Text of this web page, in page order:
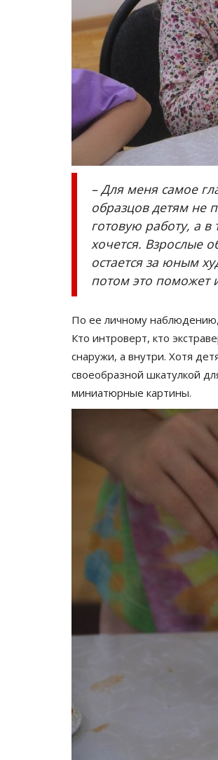
– Для меня самое
образцов детям не
готовую работу, а
хочется. Взрослые
остается за юным
потом это поможет
По ее личному наблюдению,
Кто интроверт, кто
снаружи, а внутри. Хотя
своеобразной шкатулкой
миниатюрные картины.